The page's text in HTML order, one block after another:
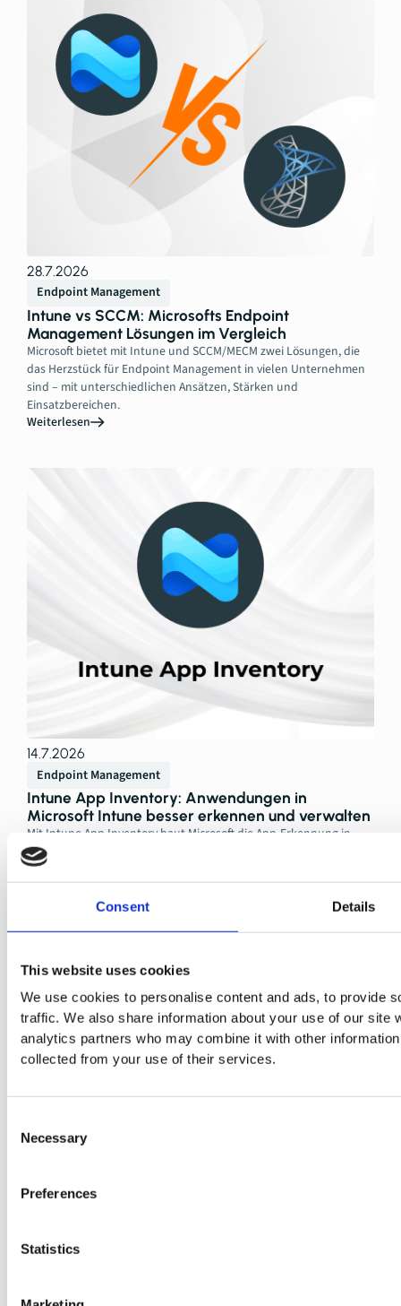
Consent Details
This website uses cookies
We use cookies to personalise content and ads, to provide
traffic. We also share information about your use of our site
analytics partners who may combine it with other
collected from your use of their services.
Selection
Necessary
Preferences
Statistics
28.7.2026
Endpoint Management
Intune vs SCCM: Microsofts Endpoint
Management Lösungen im Vergleich
Microsoft bietet mit Intune und SCCM/MECM zwei Lösungen, die
das Herzstück für Endpoint Management in vielen Unternehmen
sind – mit unterschiedlichen Ansätzen, Stärken und
Einsatzbereichen.
Weiterlesen
14.7.2026
Endpoint Management
Intune App Inventory: Anwendungen in
Microsoft Intune besser erkennen und verwalten
Mit Intune App Inventory baut Microsoft die App-Erkennung in
Intune deutlich aus. Die Funktion liefert mehr Transparenz über
installierte Anwendungen und wirft zugleich neue Fragen auf.
Weiterlesen
Immer einen Schritt voraus!
Wir senden IT-Entscheidern und Endpoint Administratoren
handkuratierte News, technische Einblicke und praktische
nirgends anders gibt.
Ich möchte den SOFTTAILOR Newsletter abonnieren und